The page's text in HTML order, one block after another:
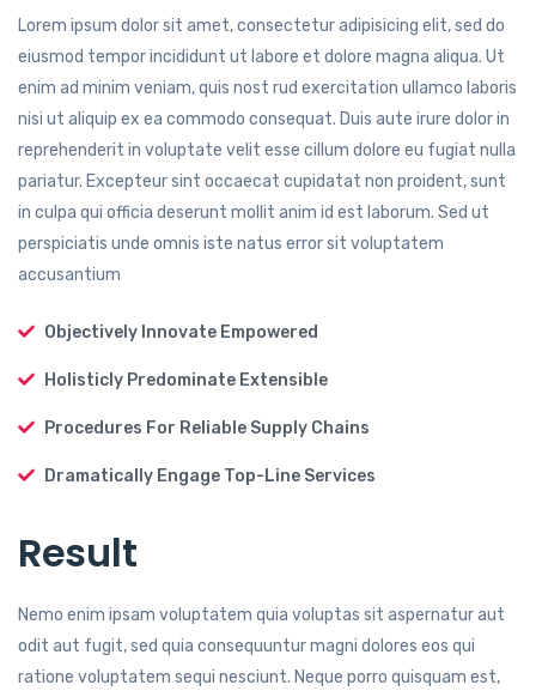
Lorem ipsum dolor sit amet, consectetur adipisicing elit, sed do
eiusmod tempor incididunt ut labore et dolore magna aliqua. Ut
enim ad minim veniam, quis nost rud exercitation ullamco laboris
nisi ut aliquip ex ea commodo consequat. Duis aute irure dolor in
reprehenderit in voluptate velit esse cillum dolore eu fugiat nulla
pariatur. Excepteur sint occaecat cupidatat non proident, sunt
in culpa qui officia deserunt mollit anim id est laborum. Sed ut
perspiciatis unde omnis iste natus error sit voluptatem
accusantium
Objectively Innovate Empowered
Holisticly Predominate Extensible
Procedures For Reliable Supply Chains
Dramatically Engage Top-Line Services
Result
Nemo enim ipsam voluptatem quia voluptas sit aspernatur aut
odit aut fugit, sed quia consequuntur magni dolores eos qui
ratione voluptatem sequi nesciunt. Neque porro quisquam est,